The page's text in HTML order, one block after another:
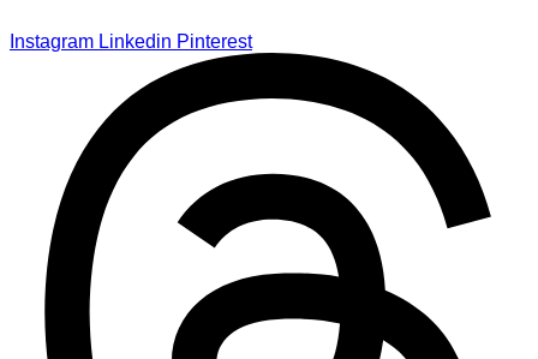
Instagram Linkedin Pinterest